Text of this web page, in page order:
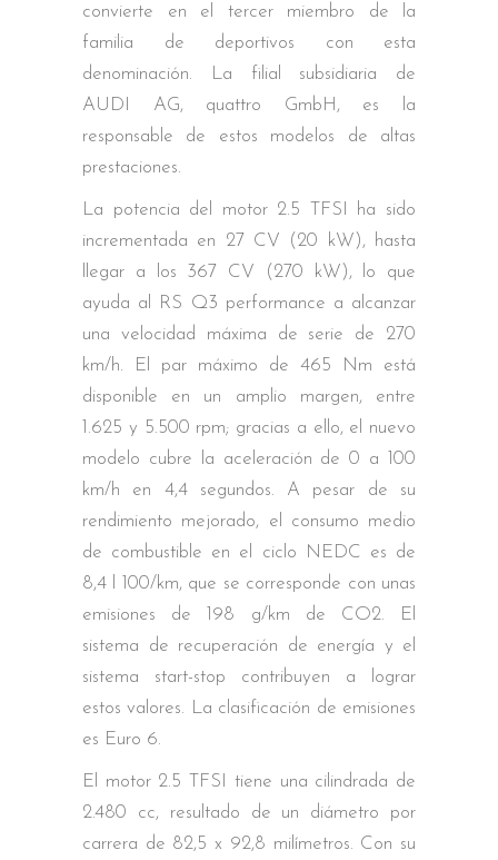
convierte en el tercer miembro de la
familia de deportivos con esta
denominación. La filial subsidiaria de
AUDI AG, quattro GmbH, es la
responsable de estos modelos de altas
prestaciones.
La potencia del motor 2.5 TFSI ha sido
incrementada en 27 CV (20 kW), hasta
llegar a los 367 CV (270 kW), lo que
ayuda al RS Q3 performance a alcanzar
una velocidad máxima de serie de 270
km/h. El par máximo de 465 Nm está
disponible en un amplio margen, entre
1.625 y 5.500 rpm; gracias a ello, el nuevo
modelo cubre la aceleración de 0 a 100
km/h en 4,4 segundos. A pesar de su
rendimiento mejorado, el consumo medio
de combustible en el ciclo NEDC es de
8,4 l 100/km, que se corresponde con unas
emisiones de 198 g/km de CO2. El
sistema de recuperación de energía y el
sistema start-stop contribuyen a lograr
estos valores. La clasificación de emisiones
es Euro 6.
El motor 2.5 TFSI tiene una cilindrada de
2.480 cc, resultado de un diámetro por
carrera de 82,5 x 92,8 milímetros. Con su